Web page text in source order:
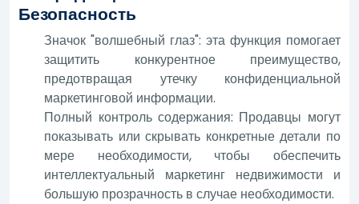
Безопасность
Значок "волшебный глаз": эта функция помогает
защитить конкурентное преимущество,
предотвращая утечку конфиденциальной
маркетинговой информации.
Полный контроль содержания: Продавцы могут
показывать или скрывать конкретные детали по
мере необходимости, чтобы обеспечить
интеллектуальный маркетинг недвижимости и
большую прозрачность в случае необходимости.